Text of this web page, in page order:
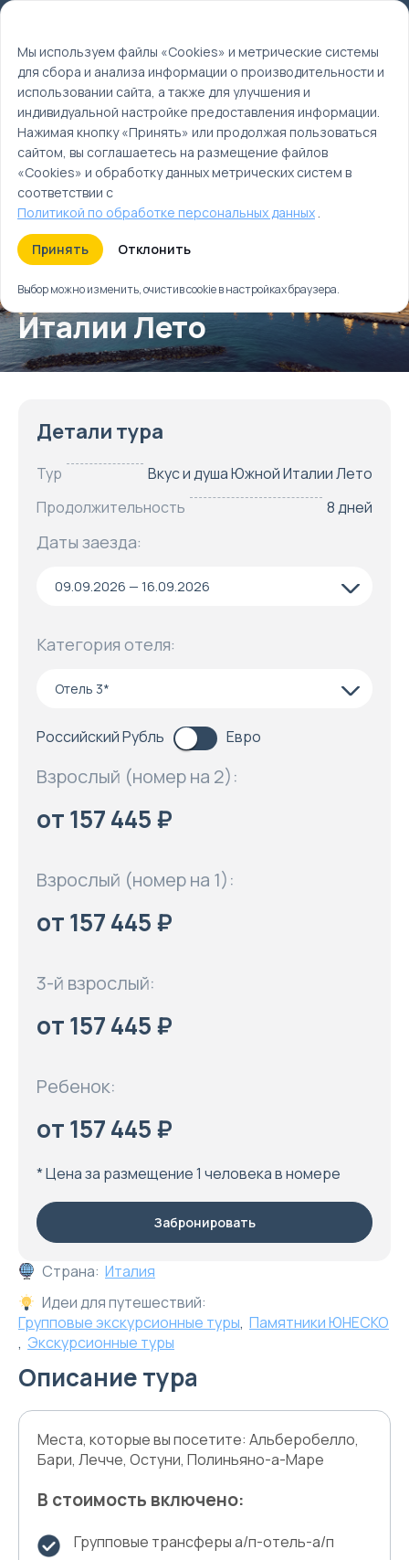
Главная
Туры
Вкус и душа Южной Италии Лето
Вкус и душа Южной
Италии Лето
Страна: Италия
Идеи для путешествий:
Групповые экскурсионные туры, Памятники ЮНЕСКО
, Экскурсионные туры
Описание тура
Места, которые вы посетите: Альберобелло,
Бари, Лечче, Остуни, Полиньяно-а-Маре
В стоимость включено:
Групповые трансферы а/п-отель-а/п
Детали тура
Тур
Вкус и душа Южной Италии Лето
Продолжительность
8 дней
Даты заезда:
09.09.2026 — 16.09.2026
Категория отеля:
Отель 3*
Российский Рубль Евро
Взрослый (номер на 2):
от 157 445 ₽
Взрослый (номер на 1):
от 157 445 ₽
3-й взрослый:
от 157 445 ₽
Ребенок:
от 157 445 ₽
* Цена за размещение 1 человека в номере
Забронировать
Мы используем файлы «Cookies» и метрические системы
для сбора и анализа информации о производительности и
использовании сайта, а также для улучшения и
индивидуальной настройке предоставления информации.
Нажимая кнопку «Принять» или продолжая пользоваться
сайтом, вы соглашаетесь на размещение файлов
«Cookies» и обработку данных метрических систем в
соответствии с
Политикой по обработке персональных данных.
Принять Отклонить
Выбор можно изменить, очистив cookie в настройках браузера.